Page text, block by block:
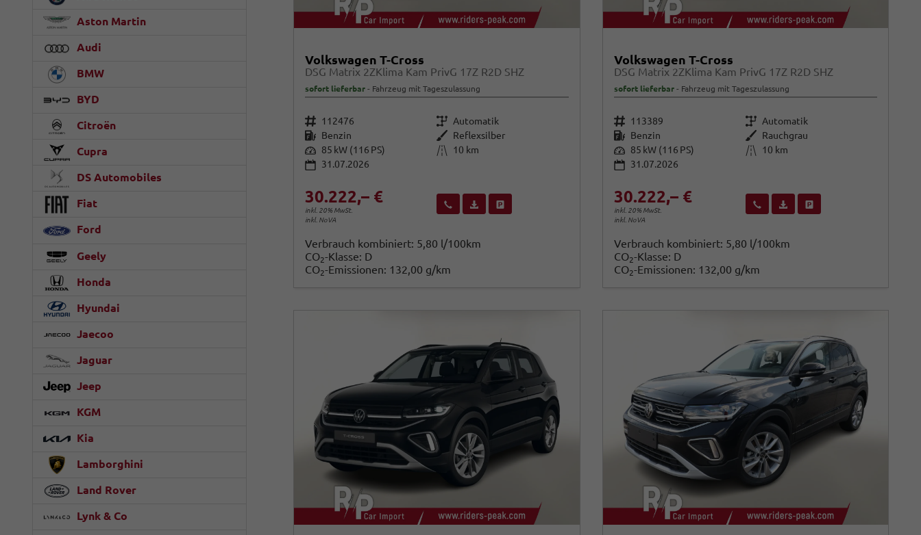
Volkswagen T-Cross
DSG Matrix 2ZKlima Kam PrivG 17Z R2D SHZ
sofort lieferbar Fahrzeug mit Tageszulassung
Fahrzeugnr. 112476 Getriebe Automatik
Kraftstoff Benzin Außenfarbe Reflexsilber
Leistung 85 kW (116 PS) Kilometerstand 10 km
31.07.2026
30.222,– €
inkl. 20% MwSt.
inkl. NoVA
Wir rufen Sie anFahrzeugexposé (PDF)
Verbrauch kombiniert: 5,80 l/100km
CO2-Klasse: D
CO2-Emissionen: 132,00 g/km
Volkswagen T-Cross
DSG Matrix 2ZKlima Kam PrivG 17Z R2D SHZ
sofort lieferbar Fahrzeug mit Tageszulassung
Fahrzeugnr. 113389 Getriebe Automatik
Kraftstoff Benzin Außenfarbe
Rauchgrau
Leistung 85 kW (116 PS) Kilometerstand
10 km
31.07.2026
30.222,– €
inkl. 20% MwSt.
inkl. NoVA
Wir rufen Sie anFahrzeugexposé (PDF)
Fahrzeug parken
Verbrauch kombiniert: 5,80 l/100km
CO2-Klasse: D
CO2-Emissionen: 132,00 g/km
Aston Martin
Audi
BMW
BYD
Citroën
Cupra
DS Automobiles
Fiat
Ford
Geely
Honda
Hyundai
Jaecoo
Jaguar
Jeep
KGM
Kia
Lamborghini
Land Rover
Lynk & Co